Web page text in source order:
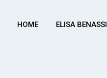
HOME ELISA BENASSI